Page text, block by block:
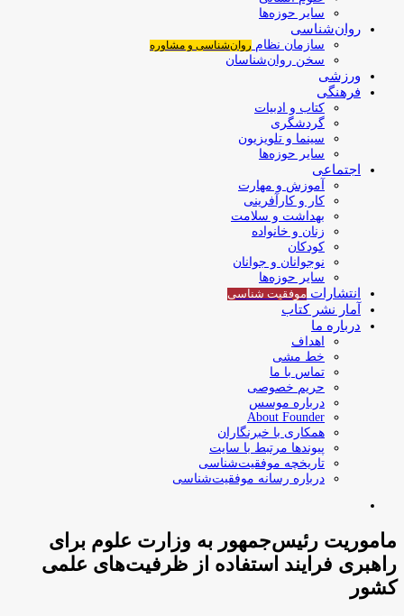
سایر حوزه‌ها
روان‌شناسی
سازمان نظام روان‌شناسی و مشاوره
سخن روان‌شناسان
ورزشی
فرهنگی
کتاب و ادبیات
گردشگری
سینما و تلویزیون
سایر حوزه‌ها
اجتماعی
آموزش و مهارت
کار و کارآفرینی
بهداشت و سلامت
زنان و خانواده
کودکان
نوجوانان و جوانان
سایر حوزه‌ها
انتشارات موفقیت‌ شناسی
آمار نشر کتاب
درباره ما
اهداف
خط مشی
تماس با ما
حریم خصوصی
درباره موسس
About Founder
همکاری با خبرنگاران
پیوندها مرتبط با سایت
تاریخچه موفقیت‌شناسی
درباره رسانه موفقیت‌شناسی
ماموریت رئیس‌جمهور به وزارت علوم برای
راهبری فرایند استفاده از ظرفیت‌های علمی
کشور